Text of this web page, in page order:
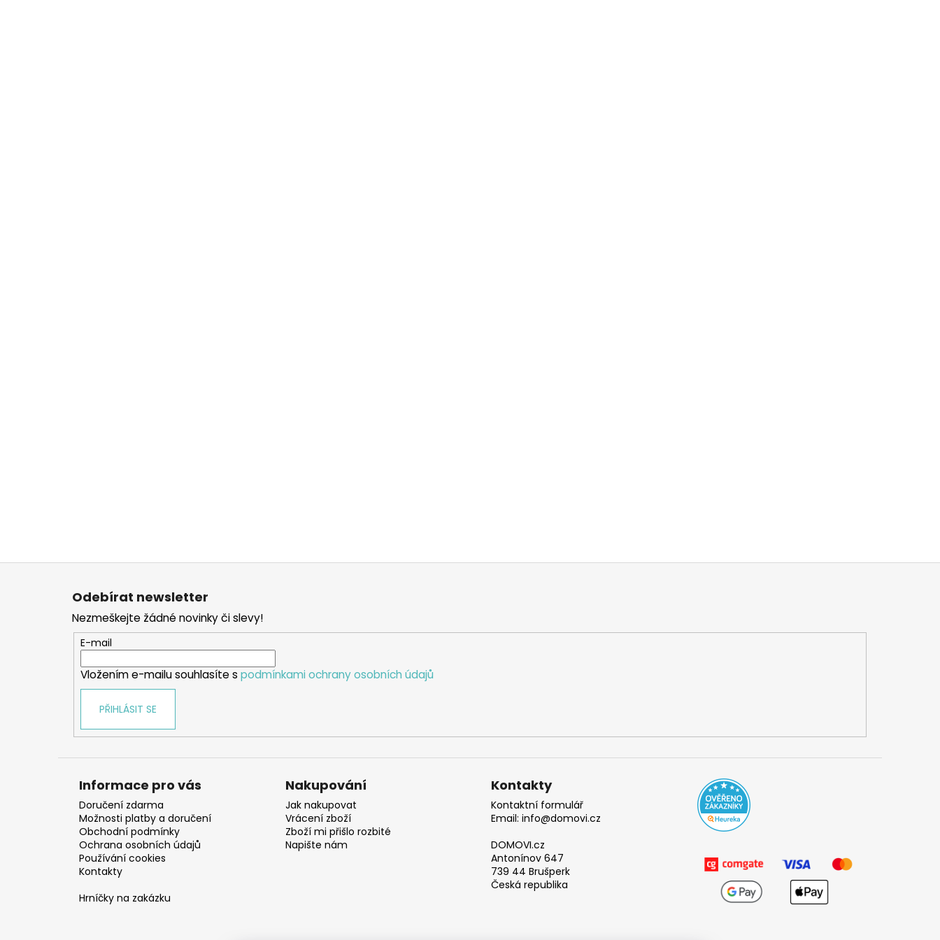
Z
Odebírat newsletter
Nezmeškejte žádné novinky či slevy!
E-mail
Vložením e-mailu souhlasíte s podmínkami ochrany osobních údajů
PŘIHLÁSIT SE
Informace pro vás
Doručení zdarma
Možnosti platby a doručení
Obchodní podmínky
Ochrana osobních údajů
Používání cookies
Kontakty
Hrníčky na zakázku
Nakupování
Jak nakupovat
Vrácení zboží
Zboží mi přišlo rozbité
Napište nám
Kontakty
Kontaktní formulář
Email: info@domovi.cz
DOMOVI.cz
Antonínov 647
739 44 Brušperk
Česká republika